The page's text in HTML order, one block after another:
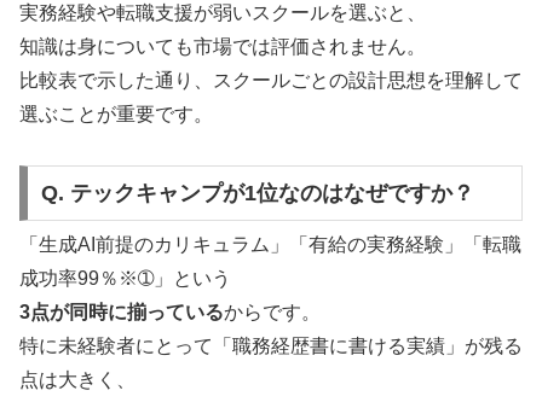
実務経験や転職支援が弱いスクールを選ぶと、
知識は身についても市場では評価されません。
比較表で示した通り、スクールごとの設計思想を理解して
選ぶことが重要です。
Q. テックキャンプが1位なのはなぜですか？
「生成AI前提のカリキュラム」「有給の実務経験」「転職
成功率99％※➀」という
3点が同時に揃っているからです。
特に未経験者にとって「職務経歴書に書ける実績」が残る
点は大きく、